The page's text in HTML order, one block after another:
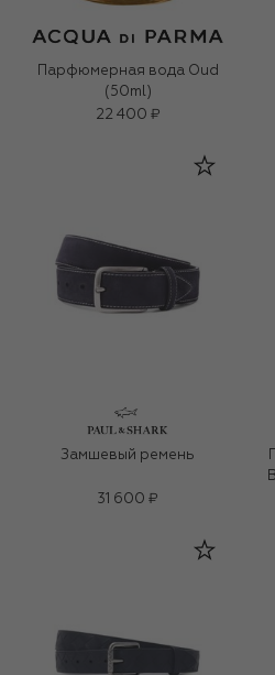
Парфюмерная вода Oud
(50ml)
22 400 ₽
Замшевый ремень
31 600 ₽